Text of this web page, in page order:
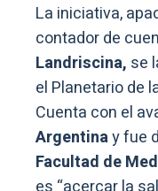
La iniciativa,
contador de
Landriscina, se
el Planetario de
Cuenta con el
Argentinay fue
Facultad de